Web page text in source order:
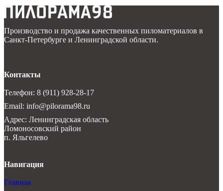
Производство и продажа качественных пиломатериалов в
Санкт-Петербурге и Ленинградской области.
Контакты
Телефон: 8 (911) 928-28-17
Email: info@pilorama98.ru
Адрес: Ленинградская область
Ломоносовский район
п. Яльгелево
Навигация
Главная